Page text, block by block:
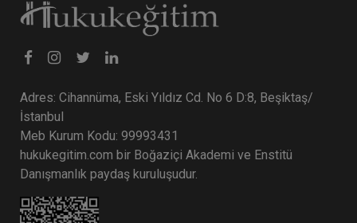
Adres: Cihannüma, Eski Yıldız Cd. No 6 D:8, Beşiktaş/
İstanbul
Meb Kurum Kodu: 99993431
hukukegitim.com bir Boğaziçi Akademi ve Enstitü
Danışmanlık paydaş kuruluşudur.